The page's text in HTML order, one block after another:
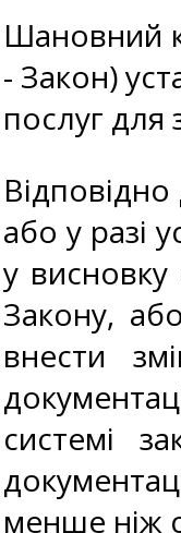
Шановний
- Закон)
послуг для
або у разі
у
Закону,
внести
системі
менше ніж